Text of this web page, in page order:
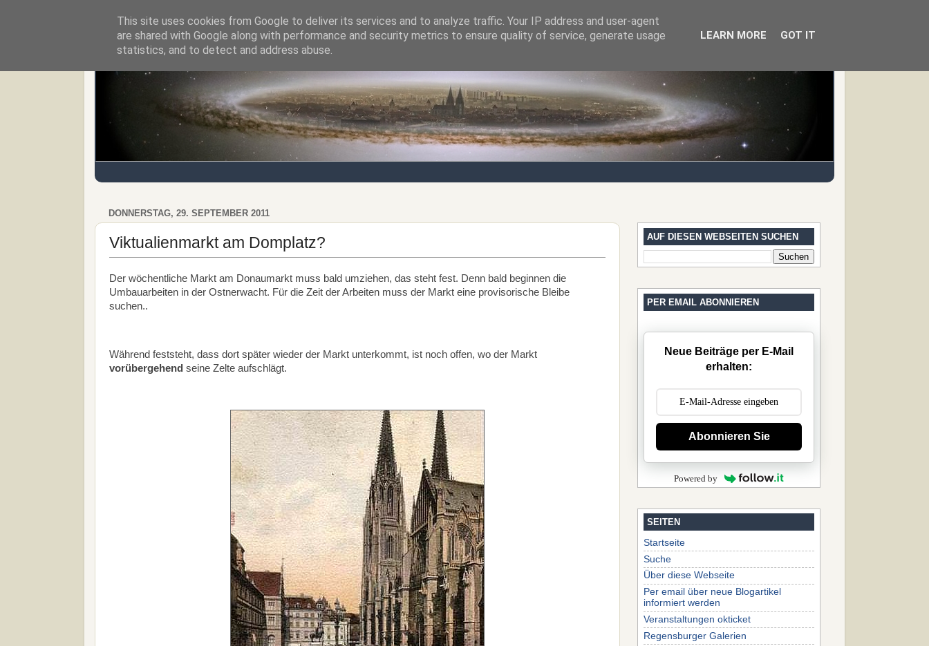
Regensburger Tagebuch Notizen von der nördlichsten Stadt Italiens
DONNERSTAG, 29. SEPTEMBER 2011
Viktualienmarkt am Domplatz?
Der wöchentliche Markt am Donaumarkt muss bald umziehen, das steht fest. Denn bald beginnen die
Umbauarbeiten in der Ostnerwacht. Für die Zeit der Arbeiten muss der Markt eine provisorische Bleibe
suchen..
Während feststeht, dass dort später wieder der Markt unterkommt, ist noch offen, wo der Markt
vorübergehend seine Zelte aufschlägt.
AUF DIESEN WEBSEITEN SUCHEN
PER EMAIL ABONNIEREN
Neue Beiträge per E-Mail
erhalten:
Abonnieren Sie
Powered by
SEITEN
Startseite
Suche
Über diese Webseite
Per email über neue Blogartikel
informiert werden
Veranstaltungen okticket
Regensburger Galerien
This site uses cookies from Google to deliver its services and to analyze traffic. Your IP address and user-agent
are shared with Google along with performance and security metrics to ensure quality of service, generate usage
statistics, and to detect and address abuse.
LEARN MORE GOT IT